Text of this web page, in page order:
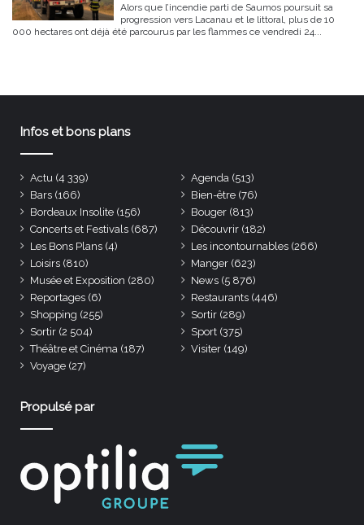
Alors que l’incendie parti de Saumos poursuit sa
progression vers Lacanau et le littoral, plus de 10
000 hectares ont déjà été parcourus par les flammes ce vendredi 24...
Infos et bons plans
Actu (4 339) Agenda (513)
Bars (166) Bien-être (76)
Bordeaux Insolite (156) Bouger (813)
Concerts et Festivals (687) Découvrir (182)
Les Bons Plans (4) Les incontournables (266)
Loisirs (810) Manger (623)
Musée et Exposition (280) News (5 876)
Reportages (6) Restaurants (446)
Shopping (255) Sortir (289)
Sortir (2 504) Sport (375)
Théâtre et Cinéma (187) Visiter (149)
Voyage (27)
Propulsé par